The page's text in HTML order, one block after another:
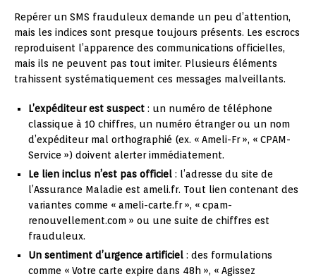
Repérer un SMS frauduleux demande un peu d’attention,
mais les indices sont presque toujours présents. Les escrocs
reproduisent l’apparence des communications officielles,
mais ils ne peuvent pas tout imiter. Plusieurs éléments
trahissent systématiquement ces messages malveillants.
L’expéditeur est suspect : un numéro de téléphone
classique à 10 chiffres, un numéro étranger ou un nom
d’expéditeur mal orthographié (ex. « Ameli-Fr », « CPAM-
Service ») doivent alerter immédiatement.
Le lien inclus n’est pas officiel : l’adresse du site de
l’Assurance Maladie est ameli.fr. Tout lien contenant des
variantes comme « ameli-carte.fr », « cpam-
renouvellement.com » ou une suite de chiffres est
frauduleux.
Un sentiment d’urgence artificiel : des formulations
comme « Votre carte expire dans 48h », « Agissez